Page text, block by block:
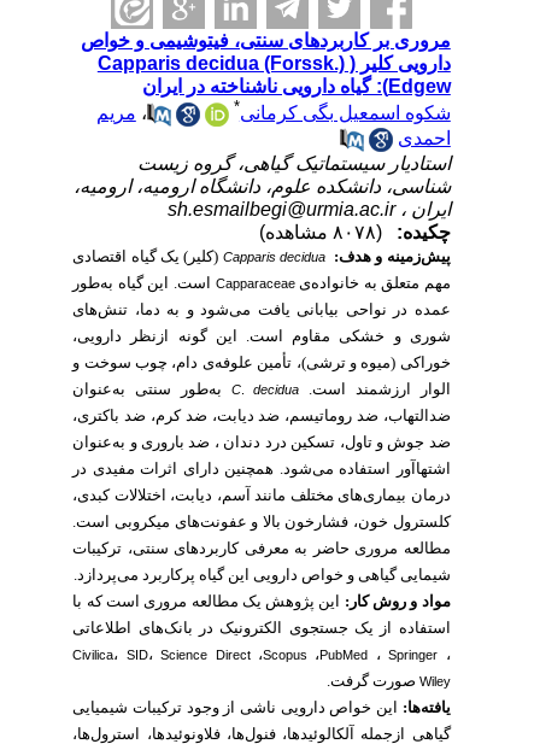
مروری بر کاربردهای سنتی، فیتوشیمی و خواص
دارویی کلیر ( Capparis decidua (Forssk.)
Edgew): گیاه دارویی ناشناخته در ایران
شکوه اسمعیل بگی کرمانی
،مریم
احمدی
استادیار سیستماتیک گیاهی، گروه زیست
شناسی، دانشکده علوم، دانشگاه ارومیه، ارومیه،
ایران ، sh.esmailbegi@urmia.ac.ir
چکیده:
پیش‌زمینه و هدف: Capparis decidua
(کلیر) یک گیاه اقتصادی
مهم متعلق به خانواده‌یCapparaceaeاست. این گیاه به‌طور
عمده در نواحی بیابانی یافت می‌شود و به دما، تنش‌های
شوری و خشکی مقاوم است. این گونه ازنظر دارویی،
خوراکی (میوه و ترشی)، تأمین علوفه‌ی دام، چوب سوخت و
الوار ارزشمند است.
C.decidua
به‌طور سنتی به‌عنوان
ضدالتهاب، ضد روماتیسم، ضد دیابت، ضد کرم، ضد باکتری،
ضد جوش و تاول، تسکین درد دندان ، ضد باروری و به‌عنوان
اشتهاآور استفاده می‌شود. همچنین دارای اثرات مفیدی در
درمان بیماری‌های مختلف مانند آسم، دیابت، اختلالات کبدی،
کلسترول خون، فشارخون بالا و عفونت‌های میکروبی است.
مطالعه مروری حاضر به معرفی کاربردهای سنتی، ترکیبات
شیمایی گیاهی و خواص دارویی این گیاه پرکاربرد می‌پردازد.
مواد و روش کار:این پژوهش یک مطالعه مروری است که با
استفاده از یک جستجوی الکترونیک در بانک‌های اطلاعاتی
Civilica،SID،Science Direct،Scopus،PubMed،Springer
Wileyصورت گرفت.
یافته‌ها:این خواص دارویی ناشی از وجود ترکیبات شیمیایی
گیاهی ازجمله آلکالوئیدها، فنول‌ها، فلاونوئیدها، استرول‌ها،